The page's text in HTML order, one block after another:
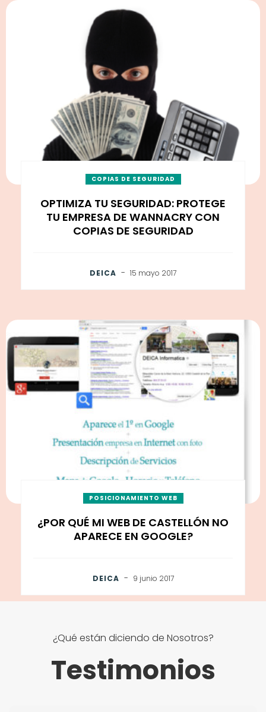
COPIAS DE SEGURIDAD
OPTIMIZA TU SEGURIDAD: PROTEGE
TU EMPRESA DE WANNACRY CON
COPIAS DE SEGURIDAD
DEICA - 15 mayo 2017
POSICIONAMIENTO WEB
¿POR QUÉ MI WEB DE CASTELLÓN NO
APARECE EN GOOGLE?
DEICA - 9 junio 2017
¿Qué están diciendo de Nosotros?
Testimonios